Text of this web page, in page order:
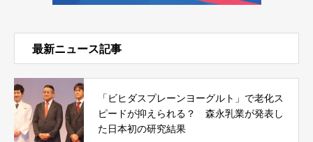
最新ニュース記事
「ビヒダスプレーンヨーグルト」で老化ス
ピードが抑えられる？ 森永乳業が発表し
た日本初の研究結果